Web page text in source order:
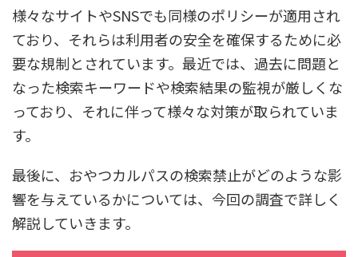
様々なサイトやSNSでも同様のポリシーが適用され
ており、それらは利用者の安全を確保するために必
要な規制とされています。最近では、過去に問題と
なった検索キーワードや検索結果の監視が厳しくな
っており、それに伴って様々な対策が取られていま
す。
最後に、おやつカルパスの検索禁止がどのような影
響を与えているかについては、今回の調査で詳しく
解説していきます。